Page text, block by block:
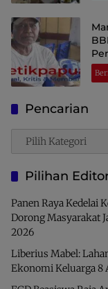
Pencarian
Pencarian
Pilihan
Panen Raya Kedelai
Dorong Masyarakat
2026
Liberius Mabel:
Ekonomi Keluarga8